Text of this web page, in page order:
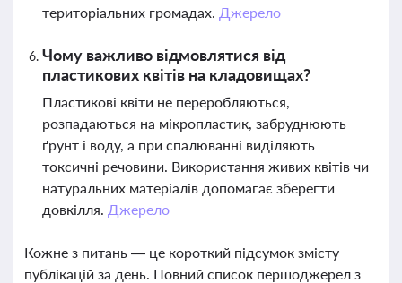
територіальних громадах. Джерело
Чому важливо відмовлятися від
пластикових квітів на кладовищах?
Пластикові квіти не переробляються,
розпадаються на мікропластик, забруднюють
ґрунт і воду, а при спалюванні виділяють
токсичні речовини. Використання живих квітів чи
натуральних матеріалів допомагає зберегти
довкілля. Джерело
Кожне з питань — це короткий підсумок змісту
публікацій за день. Повний список першоджерел з